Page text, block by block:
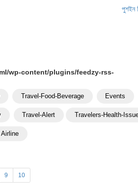
পুশইন নিয়ে
wp-content/plugins/feedzy-rss-
Travel-Food-Beverage Events
Travel-Alert Travelers-Health-
Airline
9 10